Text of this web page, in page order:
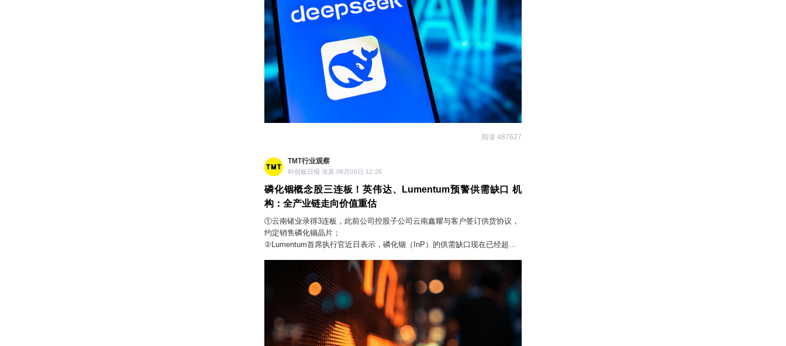
阅读 487627
TMT行业观察
科创板日报 张真 08月06日 12:26
磷化铟概念股三连板！英伟达、Lumentum预警供需缺口 机
构：全产业链走向价值重估
①云南锗业录得3连板，此前公司控股子公司云南鑫耀与客户签订供货协议，
约定销售磷化铟晶片；
②Lumentum首席执行官近日表示，磷化铟（InP）的供需缺口现在已经超过
③英伟达预测，2026年至2030年全球磷化铟晶圆整体需求将激增20倍左右。